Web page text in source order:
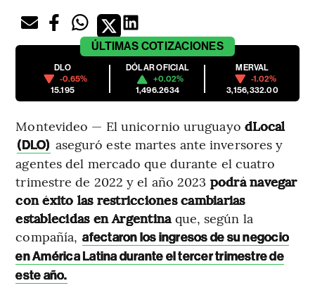
ÚLTIMAS COTIZACIONES
DLO
-0.65%
15.195
DÓLAR OFICIAL
+0.02%
1,496.2634
MERVAL
-1.02%
3,156,332.00
Montevideo — El unicornio uruguayo dLocal
(DLO) aseguró este martes ante inversores y
agentes del mercado que durante el cuatro
trimestre de 2022 y el año 2023 podrá navegar
con éxito las restricciones cambiarias
establecidas en Argentinaque, según la
compañía, afectaron los ingresos de su negocio
en América Latina durante el tercer trimestre de
este año.